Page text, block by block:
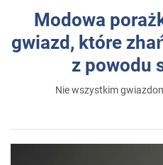
Modowa
gwiazd, które
z powodu
Nie wszystkim